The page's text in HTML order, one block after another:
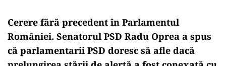
Cerere fără precedent în Parlamentul
României. Senatorul PSD Radu Oprea a spus
că parlamentarii PSD doresc să afle dacă